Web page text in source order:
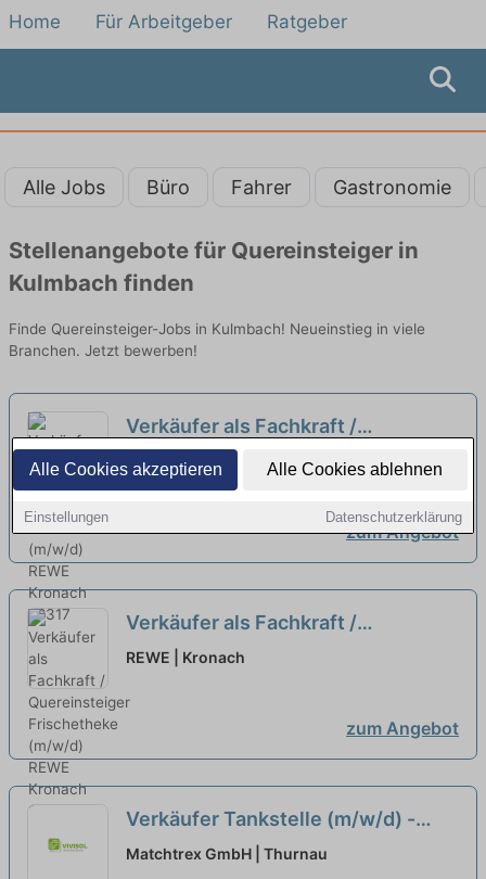
Alle Cookies akzeptieren Alle Cookies ablehnen
Einstellungen Datenschutzerklärung
Home Für Arbeitgeber Ratgeber
Alle Jobs Büro Fahrer Gastronomie
Stellenangebote für Quereinsteiger in
Kulmbach finden
Finde Quereinsteiger-Jobs in Kulmbach! Neueinstieg in viele
Branchen. Jetzt bewerben!
Verkäufer als Fachkraft /
Quereinsteiger Frischetheke
(m/w/d) neu
REWE | Kronach
zum Angebot
Verkäufer als Fachkraft /
Quereinsteiger Frischetheke
REWE | Kronach
zum Angebot
Verkäufer Tankstelle (m/w/d) -
gern Quereinsteiger
Matchtrex GmbH | Thurnau